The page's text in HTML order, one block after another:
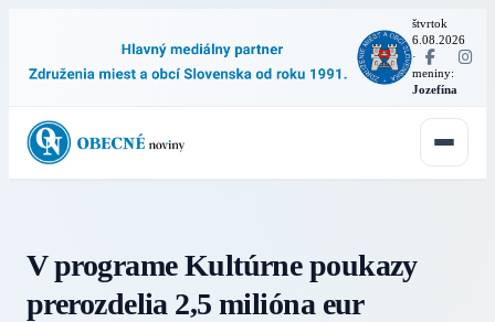
štvrtok
6.08.2026
·
meniny:
Jozefína
V programe Kultúrne poukazy
prerozdelia 2,5 milióna eur